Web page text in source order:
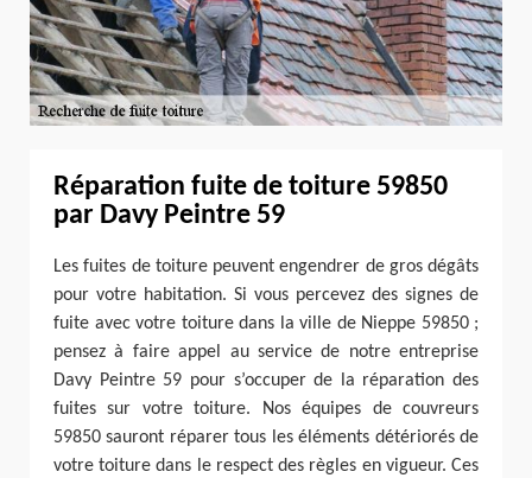
Réparation fuite de toiture 59850
par Davy Peintre 59
Les fuites de toiture peuvent engendrer de gros dégâts
pour votre habitation. Si vous percevez des signes de
fuite avec votre toiture dans la ville de Nieppe 59850 ;
pensez à faire appel au service de notre entreprise
Davy Peintre 59 pour s’occuper de la réparation des
fuites sur votre toiture. Nos équipes de couvreurs
59850 sauront réparer tous les éléments détériorés de
votre toiture dans le respect des règles en vigueur. Ces